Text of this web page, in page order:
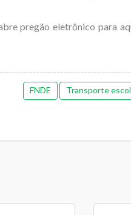
pregão eletrônico para
FNDE Transporte